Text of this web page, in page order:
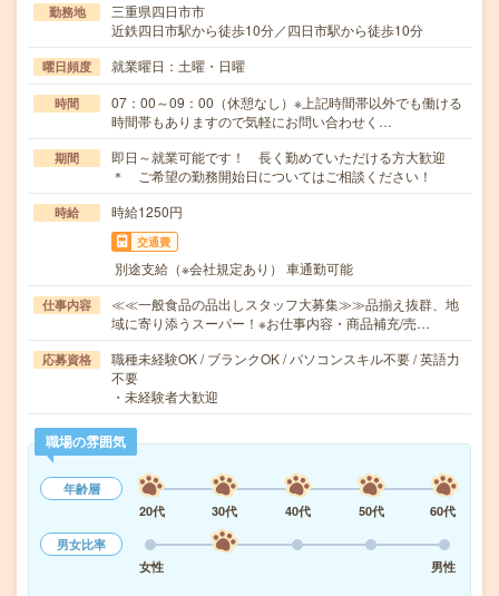
勤務地
三重県四日市市
近鉄四日市駅から徒歩10分／四日市駅から徒歩10分
曜日頻度 就業曜日：土曜・日曜
時間
07：00～09：00（休憩なし）※上記時間帯以外でも働ける
時間帯もありますので気軽にお問い合わせく…
期間
即日～就業可能です！ 長く勤めていただける方大歓迎
＊ ご希望の勤務開始日についてはご相談ください！
時給 時給1250円
交通費
別途支給（※会社規定あり） 車通勤可能
仕事内容
≪≪一般食品の品出しスタッフ大募集≫≫品揃え抜群、地
域に寄り添うスーパー！※お仕事内容・商品補充/売…
応募資格
職種未経験OK / ブランクOK / パソコンスキル不要 / 英語力
不要
・未経験者大歓迎
職場の雰囲気
年齢層
20代
30代 40代 50代
60代
男女比率
女性
男性